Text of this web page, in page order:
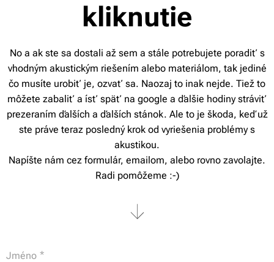
kliknutie
No a ak ste sa dostali až sem a stále potrebujete poradiť s
vhodným akustickým riešením alebo materiálom, tak jediné
čo musíte urobiť je, ozvať sa. Naozaj to inak nejde. Tiež to
môžete zabaliť a ísť späť na google a ďalšie hodiny stráviť
prezeraním ďalších a ďalších stánok. Ale to je škoda, keď už
ste práve teraz posledný krok od vyriešenia problémy s
akustikou.
Napíšte nám cez formulár, emailom, alebo rovno zavolajte.
Radi pomôžeme :-)
Jméno